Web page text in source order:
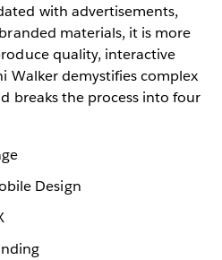
with advertisements,
materials, it is more
quality, interactive
Walker demystifies complex
breaks the process into four
Design